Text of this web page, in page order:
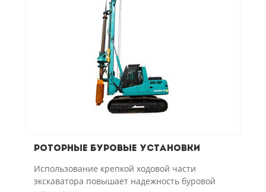
Роторные буровые установки
Использование крепкой ходовой части
экскаватора повышает надежность буровой